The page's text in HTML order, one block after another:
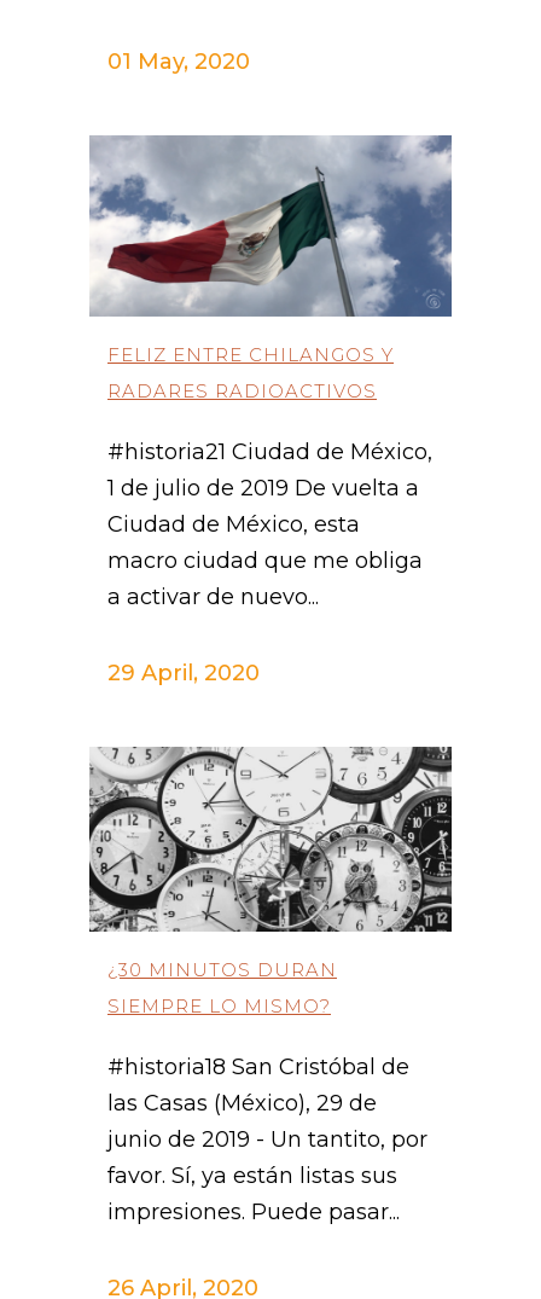
01 May, 2020
FELIZ ENTRE CHILANGOS Y
RADARES RADIOACTIVOS
#historia21 Ciudad de México,
1 de julio de 2019 De vuelta a
Ciudad de México, esta
macro ciudad que me obliga
a activar de nuevo...
29 April, 2020
¿30 MINUTOS DURAN
SIEMPRE LO MISMO?
#historia18 San Cristóbal de
las Casas (México), 29 de
junio de 2019 - Un tantito, por
favor. Sí, ya están listas sus
impresiones. Puede pasar...
26 April, 2020